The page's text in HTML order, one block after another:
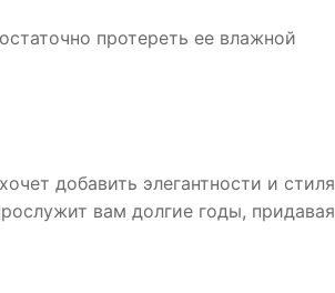
протереть ее влажной
добавить элегантности и стиля
вам долгие годы, придавая